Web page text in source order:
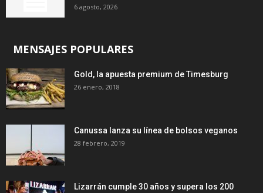
6 agosto, 2026
MENSAJES POPULARES
Gold, la apuesta premium de Timesburg
26 enero, 2018
Canussa lanza su línea de bolsos veganos
28 febrero, 2019
Lizarrán cumple 30 años y supera los 200